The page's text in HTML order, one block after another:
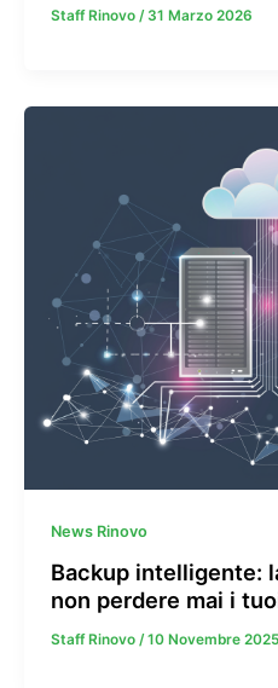
Staff Rinovo / 31 Marzo 2026
News Rinovo
Backup intelligente:
non perdere mai i
Staff Rinovo /10 Novembre 2025